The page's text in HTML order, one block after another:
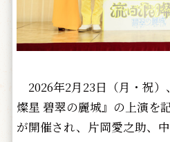
2026年2月23日（月・祝
燦星 碧翠の麗城』の上演を
が開催され、片岡愛之助、